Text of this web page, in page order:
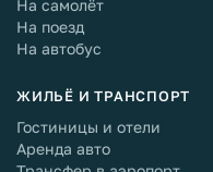
На самолёт
На поезд
На автобус
ЖИЛЬЁ И ТРАНСПОРТ
Гостиницы и отели
Аренда авто